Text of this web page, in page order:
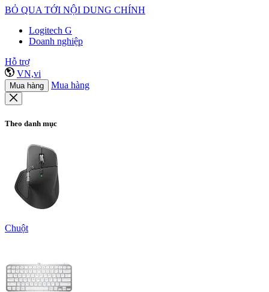
BỎ QUA TỚI NỘI DUNG CHÍNH
Logitech G
Doanh nghiệp
Hỗ trợ
VN,vi
Mua hàng Mua hàng
Theo danh mục
Chuột